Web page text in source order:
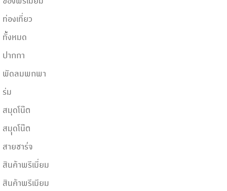
ท่องเที่ยว
ทั้้งหมด
ปากกา
พัดลมพกพา
ร่ม
สมุดโน๊ต
สมุุดโน๊ต
สายชาร์จ
สินค้าพรีเมี่ยม
สินค้าพรีเมียม